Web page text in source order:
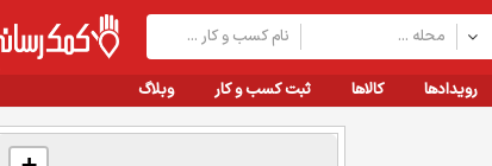
وبلاگ ثبت کسب و کار کالاها رویدادها